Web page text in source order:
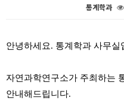
통계학과
안녕하세요. 통계학과 사무실
자연과학연구소가 주최하는
안내해드립니다.